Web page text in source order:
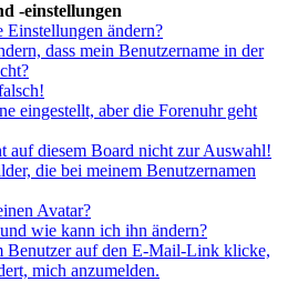
-einstellungen
Einstellungen ändern?
dass mein Benutzername in der
eingestellt, aber die Forenuhr geht
auf diesem Board nicht zur Auswahl!
die bei meinem Benutzernamen
Avatar?
wie kann ich ihn ändern?
Benutzer auf den E-Mail-Link klicke,
mich anzumelden.